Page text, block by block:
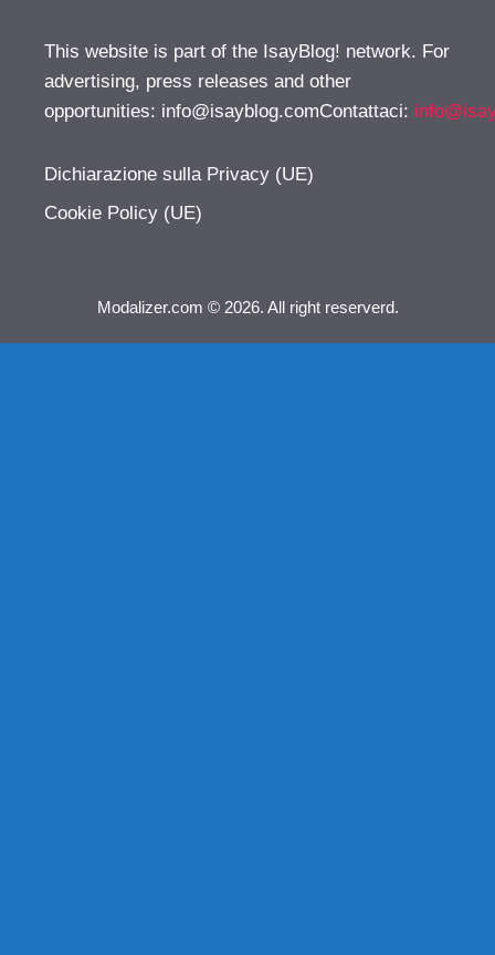
This website is part of the IsayBlog! network. For
advertising, press releases and other
opportunities: info@isayblog.comContattaci:
Dichiarazione sulla Privacy (UE)
Cookie Policy (UE)
Modalizer.com © 2026. All right reserverd.